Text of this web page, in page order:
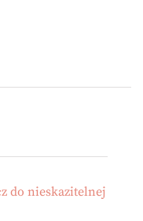
do nieskazitelnej